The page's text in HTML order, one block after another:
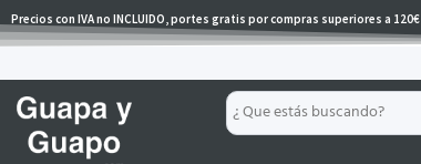
al
Precios con IVA no INCLUIDO, portes gratis por compras superiores a 120€
Search
...